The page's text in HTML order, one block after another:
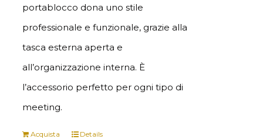
portablocco dona uno stile
professionale e funzionale, grazie alla
tasca esterna aperta e
all’organizzazione interna. È
l’accessorio perfetto per ogni tipo di
meeting.
Acquista Details